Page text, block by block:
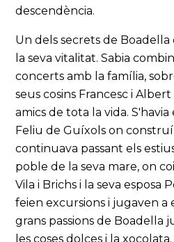
descendència.
Un dels secrets de Boadella
la seva vitalitat. Sabia
concerts amb la família,
seus cosins Francesc i
amics de tota la vida.
Feliu de Guíxols on construí
continuava passant els estius
poble de la seva mare, on
Vila i Brichs i la seva esposa
feien excursions i jugaven a
grans passions de Boadella
les coses dolces i la